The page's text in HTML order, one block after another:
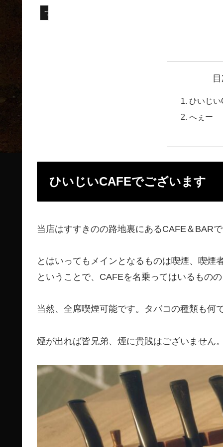
つぶやき
ひいじ
へぇー
ひいじいCAFEでございます
当店はすすきのの路地裏にあるCAFE＆BAR
とはいってもメインとなるものは喫煙、喫煙
ということで、CAFEを名乗ってはいるもの
当然、全席喫煙可能です。タバコの種類も何
煙が出れば皆兄弟、煙に貴賎はございません